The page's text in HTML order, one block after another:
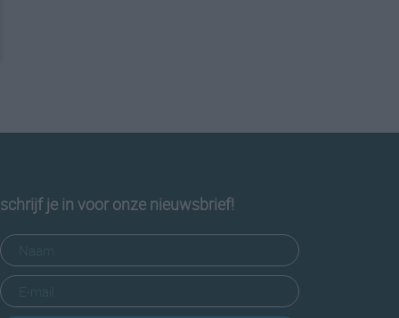
schrijf je in voor onze nieuwsbrief!